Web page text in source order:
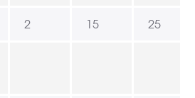
2 15 25